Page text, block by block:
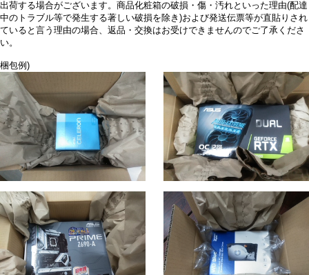
出荷する場合がございます。商品化粧箱の破損・傷・汚れといった理由(配達
中のトラブル等で発生する著しい破損を除き)および発送伝票等が直貼りされ
ていると言う理由の場合、返品・交換はお受けできませんのでご了承くださ
い。
梱包例)